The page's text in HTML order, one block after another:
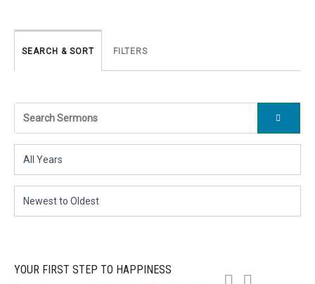
SEARCH & SORT FILTERS
YOUR FIRST STEP TO HAPPINESS